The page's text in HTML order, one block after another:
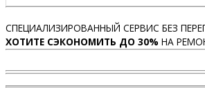
СПЕЦИАЛИЗИРОВАННЫЙ СЕРВИС БЕЗ
ХОТИТЕ СЭКОНОМИТЬ ДО 30% НА